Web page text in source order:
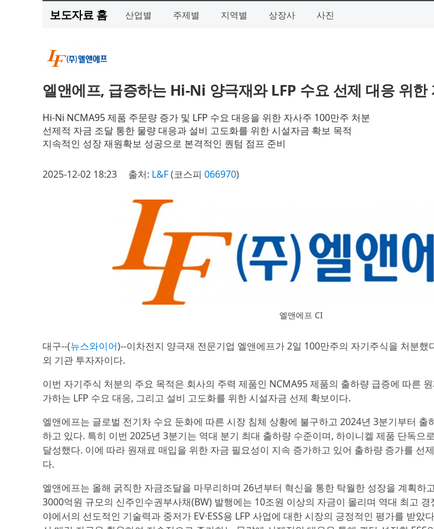
보도자료 홈 산업별 주제별 지역별 상장사 사진
엘앤에프, 급증하는 Hi-Ni 양극재와 LFP 수요 선제 대응 위한
Hi-Ni NCMA95 제품 주문량 증가 및 LFP 수요 대응을 위한 자사주 100만주 처분
선제적 자금 조달 통한 물량 대응과 설비 고도화를 위한 시설자금 확보 목적
지속적인 성장 재원확보 성공으로 본격적인 퀀텀 점프 준비
2025-12-02 18:23 출처: L&F(코스피 066970)
엘앤에프 CI
대구--(뉴스와이어)--이차전지 양극재 전문기업 엘앤에프가 2일 100만주의 자기주식을 처분했
외 기관 투자자이다.
이번 자기주식 처분의 주요 목적은 회사의 주력 제품인 NCMA95 제품의 출하량 급증에 따른
가하는 LFP 수요 대응, 그리고 설비 고도화를 위한 시설자금 선제 확보이다.
엘앤에프는 글로벌 전기차 수요 둔화에 따른 시장 침체 상황에 불구하고 2024년 3분기부터 출
하고 있다. 특히 이번 2025년 3분기는 역대 분기 최대 출하량 수준이며, 하이니켈 제품 단독으
달성했다. 이에 따라 원재료 매입을 위한 자금 필요성이 지속 증가하고 있어 출하량 증가를 선
다.
엘앤에프는 올해 굵직한 자금조달을 마무리하며 26년부터 혁신을 통한 탁월한 성장을 계획하
3000억원 규모의 신주인수권부사채(BW) 발행에는 10조원 이상의 자금이 몰리며 역대 최고
야에서의 선도적인 기술력과 중저가 EV·ESS용 LFP 사업에 대한 시장의 긍정적인 평가를 받았